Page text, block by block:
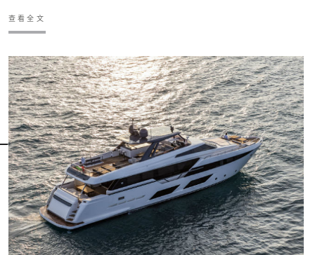
查看全文